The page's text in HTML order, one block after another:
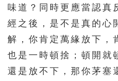
味道？同時更應當認真
經之後，是不是真的心
解，你肯定萬緣放下，
也是一時頓捨；頓開就
還是放不下，那你茅塞